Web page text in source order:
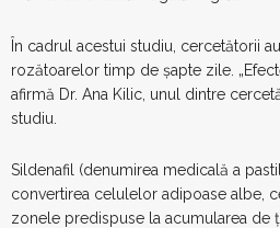
În cadrul acestui studiu, cercetătorii
rozătoarelor timp de şapte zile.
afirmă Dr. Ana Kilic, unul dintre
studiu.
Sildenafil (denumirea medicală a
convertirea celulelor adipoase albe,
zonele predispuse la acumularea de